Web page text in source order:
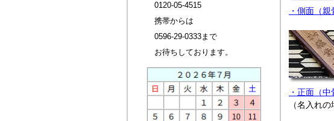
0120-05-4515
携帯からは
0596-29-0333まで
お待ちしております。
・側面（
・正面（
（名入れ